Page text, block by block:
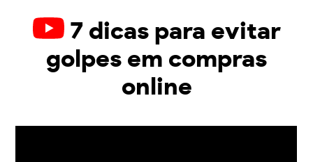
7 dicas para evitar
golpes em compras
online